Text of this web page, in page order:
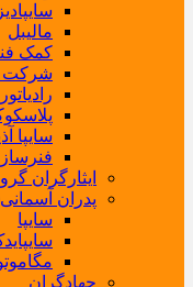
مالیبل
کمک
شرکت
سایپا
ایثارگران
پدران
سایپا
جهادگران